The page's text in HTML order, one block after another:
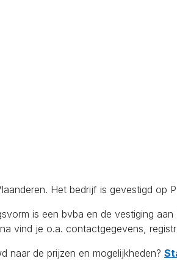
Het bedrijf is gevestigd op
is een bvba en de vestiging
vind je o.a. contactgegevens,
naar de prijzen en mogelijkheden?